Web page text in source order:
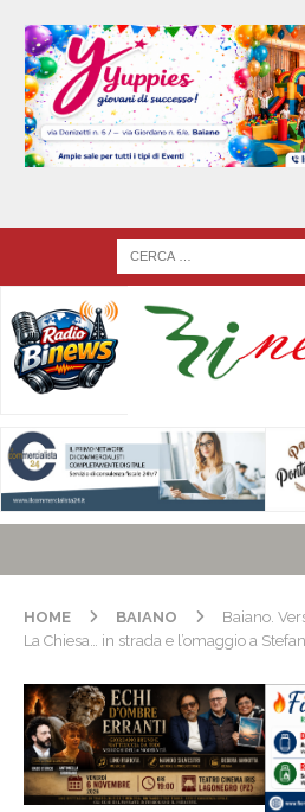
HOME BAIANO
Baiano.
La Chiesa… in strada e l’omaggio a